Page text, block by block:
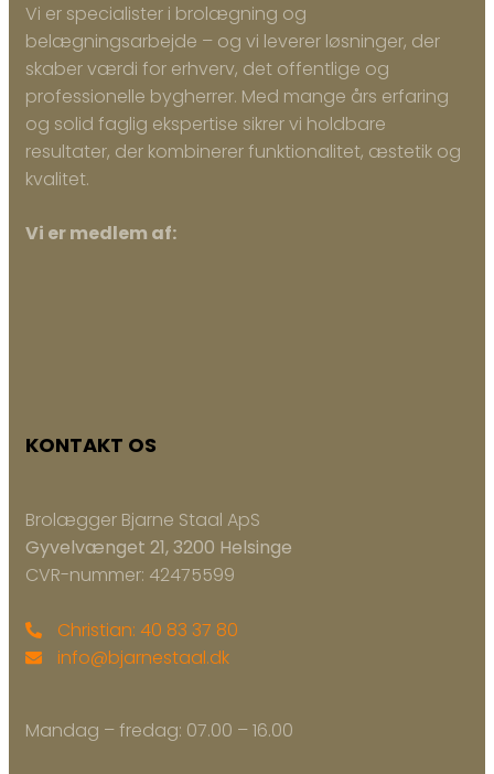
Vi er specialister i brolægning og
belægningsarbejde – og vi leverer løsninger, der
skaber værdi for erhverv, det offentlige og
professionelle bygherrer. Med mange års erfaring
og solid faglig ekspertise sikrer vi holdbare
resultater, der kombinerer funktionalitet, æstetik og
kvalitet.
Vi er medlem af:
KONTAKT OS
Brolægger Bjarne Staal ApS
Gyvelvænget 21, 3200 Helsinge
CVR-nummer: 42475599
Christian: 40 83 37 80
info@bjarnestaal.dk
Mandag – fredag: ​07.00 – 16.00